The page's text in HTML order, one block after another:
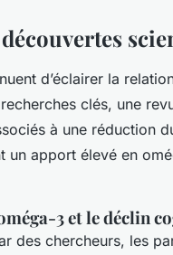
d’éclairer la
clés, une
à une réduction
un apport élevé en
3 et le déclin
des chercheurs, les